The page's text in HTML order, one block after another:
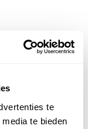
te
te bieden